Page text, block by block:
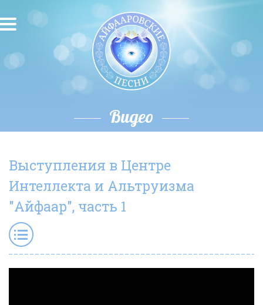
О песнях
Исполнители
О влиянии звука
Новости
Скачать
Контакты
Фотогалерея
Видео
Выступления в Центре
Интеллекта и Альтруизма
"Айфаар", часть 1